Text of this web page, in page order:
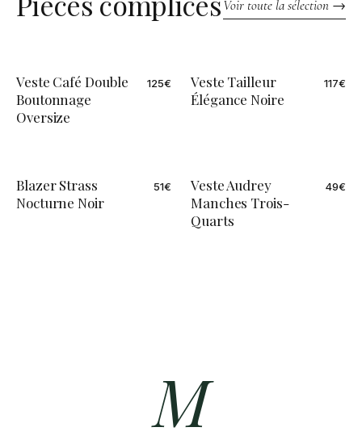
Voir toute la sélection →
Veste Café Double
Boutonnage
Oversize
125€
Veste Tailleur
Élégance Noire
117€
Blazer Strass
Nocturne Noir
51€
Veste Audrey
Manches Trois-
Quarts
49€
M